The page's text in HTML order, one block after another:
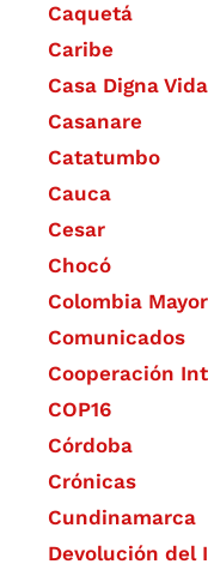
Caquetá
Caribe
Casa Digna
Casanare
Catatumbo
Cauca
Cesar
Chocó
Colombia Mayor
Comunicados
Cooperación
COP16
Córdoba
Crónicas
Cundinamarca
Devolución del